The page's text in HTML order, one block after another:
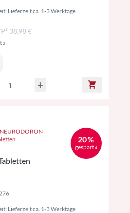
Lieferzeit ca. 1-3 Werktage
inkl. MwSt. ggf. zzgl. Versand
38,98 €
2Preise inkl. MwSt. ggf. zzgl. Versand
+
20 %
gespart 4
Lieferzeit ca. 1-3 Werktage